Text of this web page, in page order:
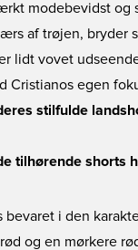
modebevidst og
af trøjen, bryder
lidt vovet
Cristianos egen
stilfulde
tilhørende shorts
bevaret i den
og en mørkere